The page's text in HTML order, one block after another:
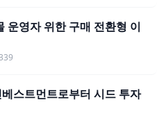
운영자 위한 구매 전환형 이
스트먼트로부터 시드 투자